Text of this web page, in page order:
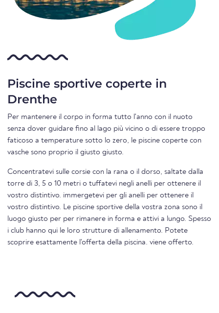
Piscine sportive coperte in
Drenthe
Per mantenere il corpo in forma tutto l'anno con il nuoto
senza dover guidare fino al lago più vicino o di essere troppo
faticoso a temperature sotto lo zero, le piscine coperte con
vasche sono proprio il giusto giusto.
Concentratevi sulle corsie con la rana o il dorso, saltate dalla
torre di 3, 5 o 10 metri o tuffatevi negli anelli per ottenere il
vostro distintivo. immergetevi per gli anelli per ottenere il
vostro distintivo. Le piscine sportive della vostra zona sono il
luogo giusto per per rimanere in forma e attivi a lungo. Spesso
i club hanno qui le loro strutture di allenamento. Potete
scoprire esattamente l'offerta della piscina. viene offerto.